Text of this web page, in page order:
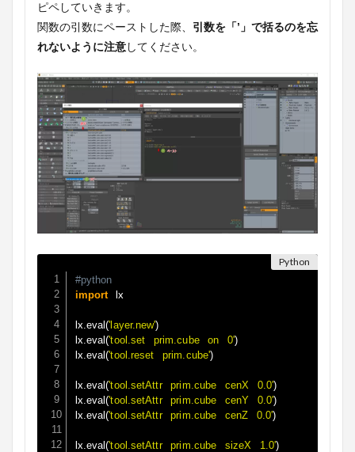
ピペしていきます。
関数の引数にペーストした際、 引数を「’」で括るのを忘
れないように注意してください。
#python
import lx
lx eval('layer.new')
lx eval('tool.set prim.cube on 0')
lx eval('tool.reset prim.cube')
lx eval('tool.setAttr prim.cube cenX 0.0')
lx eval('tool.setAttr prim.cube cenY 0.0')
lx eval('tool.setAttr prim.cube cenZ 0.0')
lx eval('tool.setAttr prim.cube sizeX 1.0')